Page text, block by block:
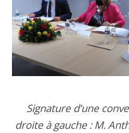
Signature d’une
droite à gauche : M.